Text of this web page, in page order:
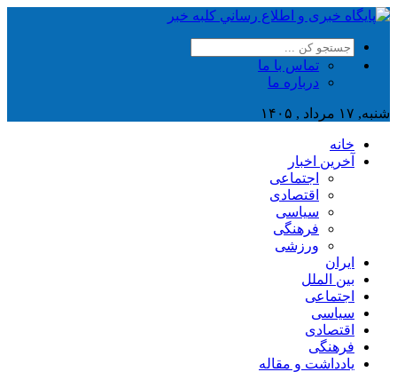
تماس با ما
درباره ما
شنبه, ۱۷ مرداد , ۱۴۰۵
خانه
آخرین اخبار
اجتماعی
اقتصادی
سیاسی
فرهنگی
ورزشی
ایران
بین الملل
اجتماعی
سیاسی
اقتصادی
فرهنگی
یادداشت و مقاله